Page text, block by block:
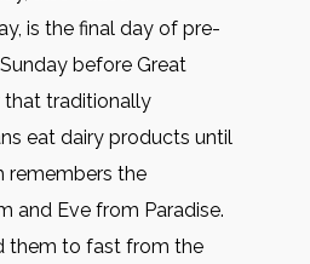
is the final day of pre-
before Great
that traditionally
eat dairy products until
remembers the
and Eve from Paradise.
them to fast from the